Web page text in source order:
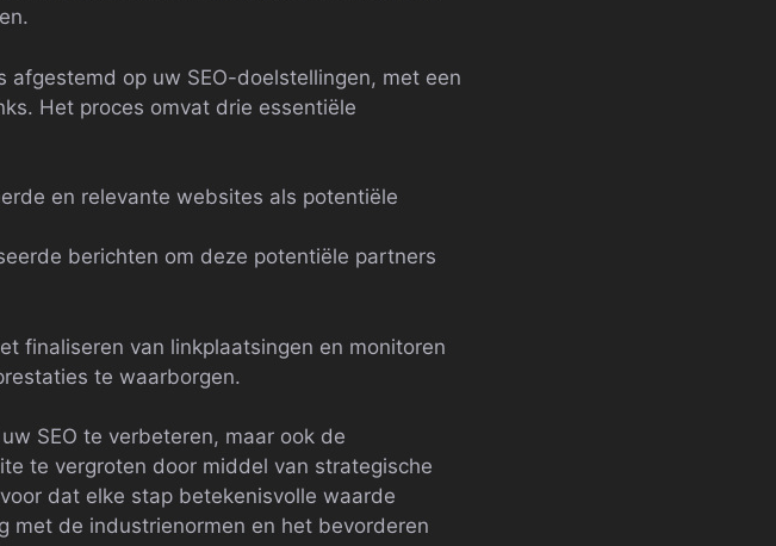
op uw SEO-doelstellingen, met een
Het proces omvat drie essentiële
en relevante websites als potentiële
berichten om deze potentiële partners
finaliseren van linkplaatsingen en monitoren
te waarborgen.
SEO te verbeteren, maar ook de
te vergroten door middel van strategische
dat elke stap betekenisvolle waarde
met de industrienormen en het bevorderen